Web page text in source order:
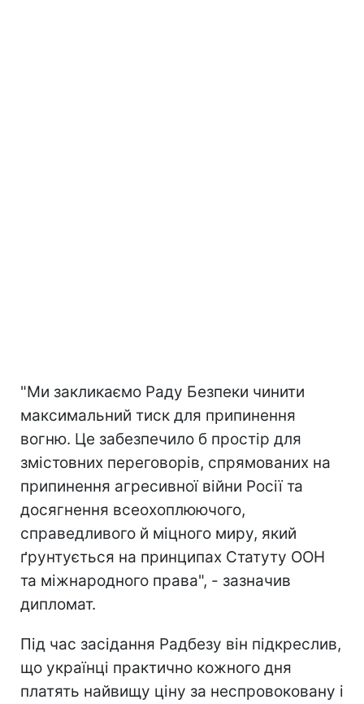
"Ми закликаємо Раду Безпеки чинити
максимальний тиск для припинення
вогню. Це забезпечило б простір для
змістовних переговорів, спрямованих на
припинення агресивної війни Росії та
досягнення всеохоплюючого,
справедливого й міцного миру, який
ґрунтується на принципах Статуту ООН
та міжнародного права", - зазначив
дипломат.
Під час засідання Радбезу він підкреслив,
що українці практично кожного дня
платять найвищу ціну за неспровоковану і